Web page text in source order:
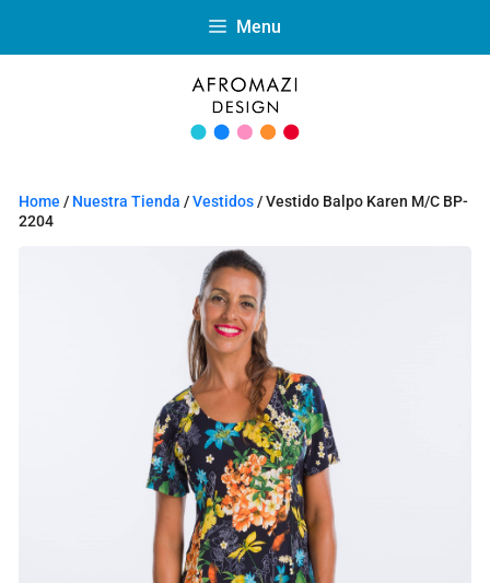
Menu
Home / Nuestra Tienda /Vestidos/ Vestido Balpo Karen M/C BP-
2204